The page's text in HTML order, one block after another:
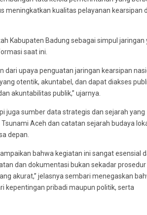
meningkatkan kualitas pelayanan kearsipan
Kabupaten Badung sebagai simpul jaringan
saat ini.
dari upaya penguatan jaringan kearsipan
otentik, akuntabel, dan dapat diakses
akuntabilitas publik,” ujarnya.
juga sumber data strategis dan sejarah yang
Aceh dan catatan sejarah budaya
depan.
bahwa kegiatan ini sangat esensial
dan dokumentasi bukan sekadar prosedur
akurat,” jelasnya sembari menegaskan
kepentingan pribadi maupun politik, serta